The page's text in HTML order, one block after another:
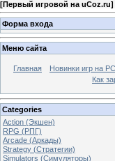
[Первый игровой на uCoz.ru]
Форма входа
Меню сайта
Главная Новинки игр на PC
Как
Categories
Action (Экшен)
RPG (РПГ)
Arcade (Аркады)
Strategy (Стратегии)
Simulators (Симуляторы)